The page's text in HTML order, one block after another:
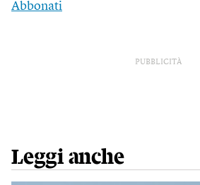
Abbonati
PUBBLICITÀ
Leggi anche